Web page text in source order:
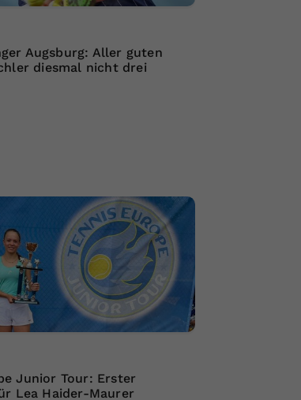
Augsburg: Aller guten
diesmal nicht drei
Junior Tour: Erster
Lea Haider-Maurer